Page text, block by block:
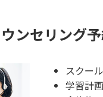
ンセリング
スクー
学習計